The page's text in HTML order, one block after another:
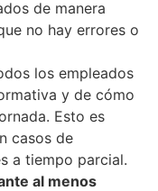
de manera
no hay errores o
los empleados
y de cómo
Esto es
casos de
a tiempo parcial.
al menos